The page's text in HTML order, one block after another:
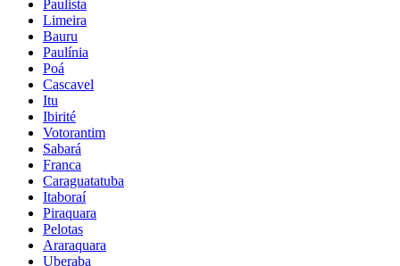
Paulista
Limeira
Bauru
Paulínia
Poá
Cascavel
Itu
Ibirité
Votorantim
Sabará
Franca
Caraguatatuba
Itaboraí
Piraquara
Pelotas
Araraquara
Uberaba